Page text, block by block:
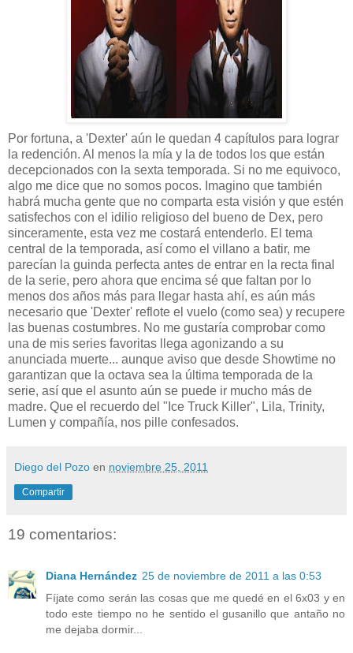
Por fortuna, a 'Dexter' aún le quedan 4 capítulos para lograr
la redención. Al menos la mía y la de todos los que están
decepcionados con la sexta temporada. Si no me equivoco,
algo me dice que no somos pocos. Imagino que también
habrá mucha gente que no comparta esta visión y que estén
satisfechos con el idilio religioso del bueno de Dex, pero
sinceramente, esta vez me costará entenderlo. El tema
central de la temporada, así como el villano a batir, me
parecían la guinda perfecta antes de entrar en la recta final
de la serie, pero ahora que encima sé que faltan por lo
menos dos años más para llegar hasta ahí, es aún más
necesario que 'Dexter' reflote el vuelo (como sea) y recupere
las buenas costumbres. No me gustaría comprobar como
una de mis series favoritas llega agonizando a su
anunciada muerte... aunque aviso que desde Showtime no
garantizan que la octava sea la última temporada de la
serie, así que el asunto aún se puede ir mucho más de
madre. Que el recuerdo del "Ice Truck Killer", Lila, Trinity,
Lumen y compañía, nos pille confesados.
Diego del Pozo en noviembre 25, 2011
Compartir
19 comentarios:
Diana Hernández 25 de noviembre de 2011 a las 0:53
Fíjate como serán las cosas que me quedé en el 6x03 y en
todo este tiempo no he sentido el gusanillo que antaño no
me dejaba dormir...